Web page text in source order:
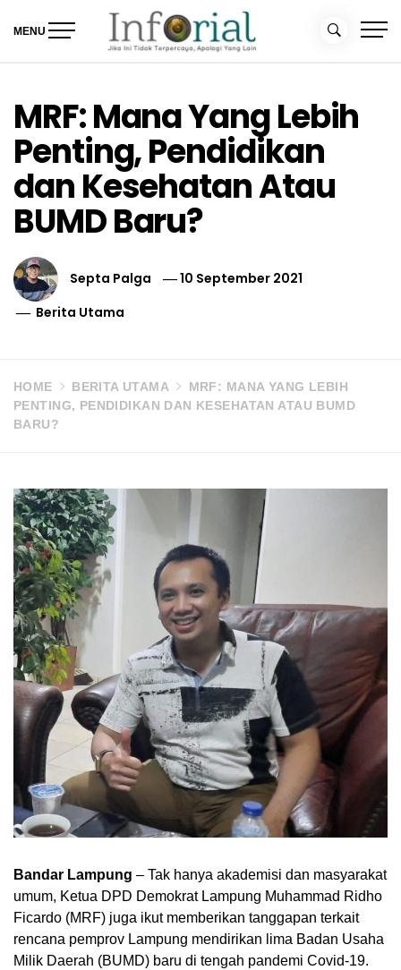
MENU
MRF: Mana Yang Lebih
Penting, Pendidikan
dan Kesehatan Atau
BUMD Baru?
Septa Palga
10 September 2021
Berita Utama
HOME BERITA UTAMA
MRF: MANA YANG LEBIH
PENTING, PENDIDIKAN DAN KESEHATAN ATAU BUMD
BARU?
Bandar Lampung – Tak hanya akademisi dan masyarakat
umum, Ketua DPD Demokrat Lampung Muhammad Ridho
Ficardo (MRF) juga ikut memberikan tanggapan terkait
rencana pemprov Lampung mendirikan lima Badan Usaha
Milik Daerah (BUMD) baru di tengah pandemi Covid-19.